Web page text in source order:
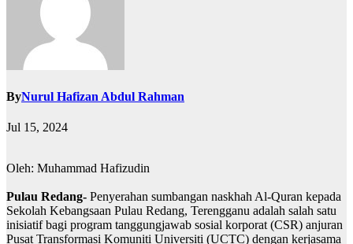
ByNurul Hafizan Abdul Rahman
Jul 15, 2024
Oleh: Muhammad Hafizudin
Pulau Redang- Penyerahan sumbangan naskhah Al-Quran kepada
Sekolah Kebangsaan Pulau Redang, Terengganu adalah salah satu
inisiatif bagi program tanggungjawab sosial korporat (CSR) anjuran
Pusat Transformasi Komuniti Universiti (UCTC) dengan kerjasama